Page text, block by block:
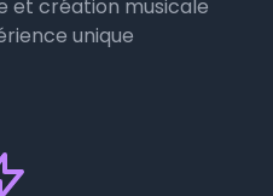
et création musicale
unique